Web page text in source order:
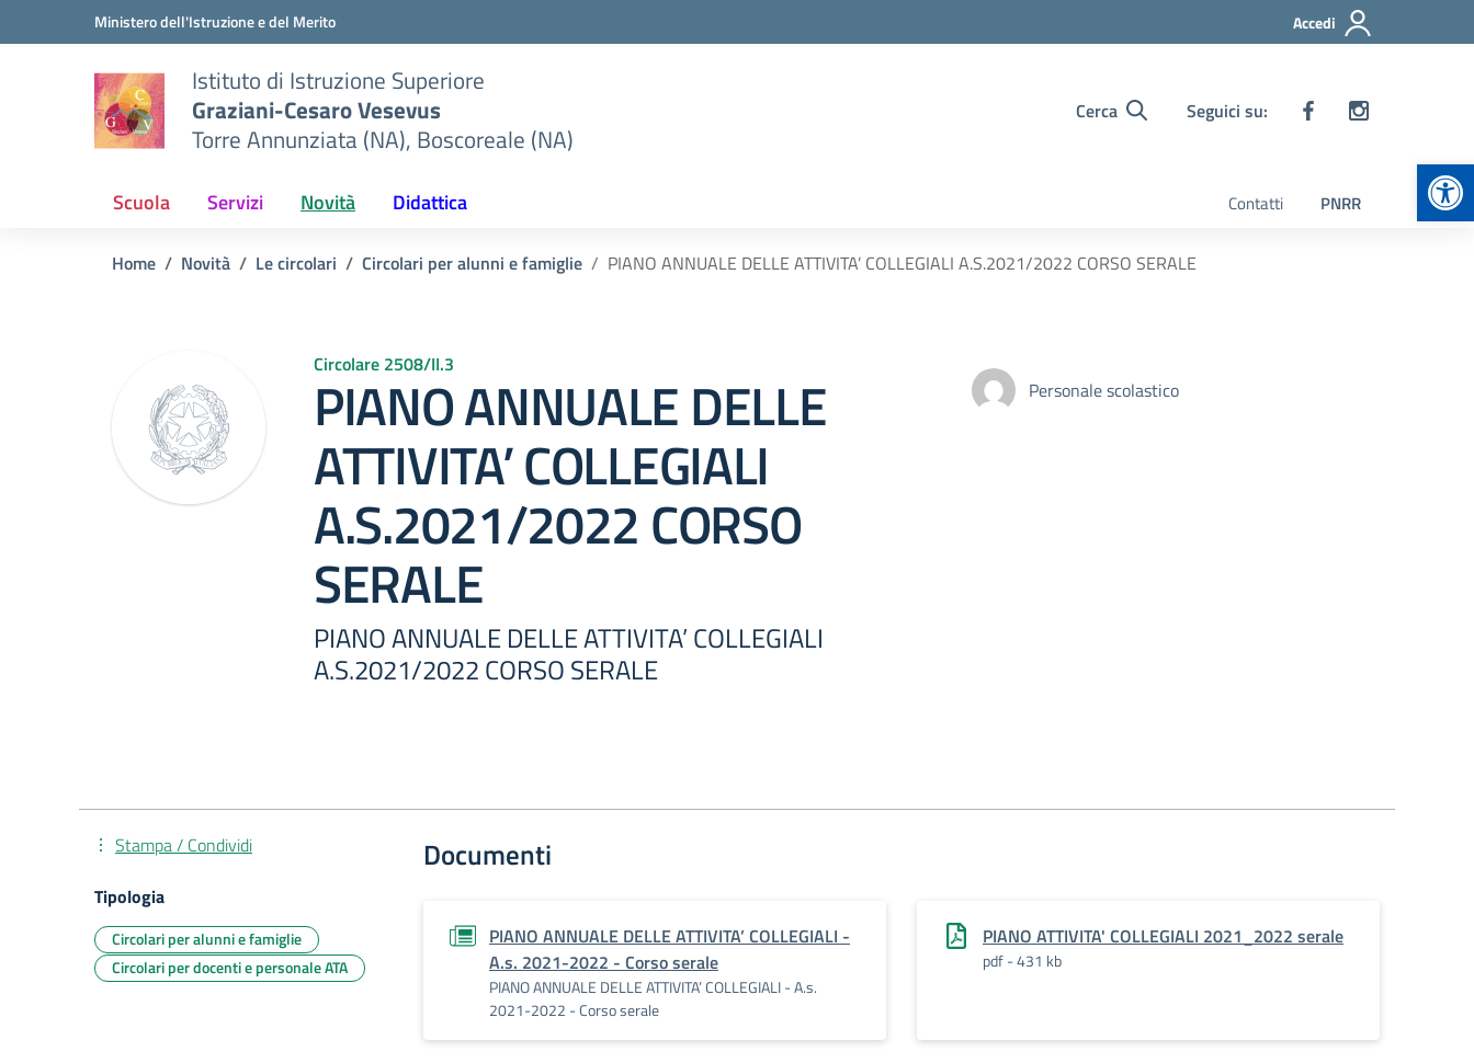
Vai ai contenuti
Vai al menu di navigazioneMinistero dell'Istruzione e del Merito Accedi
Istituto di Istruzione Superiore
Graziani-Cesaro Vesevus
Torre Annunziata (NA), Boscoreale (NA)
Cerca Seguici su:
Scuola Servizi Novità Didattica Contatti PNRR
Home Novità Le circolari Circolari per alunni e famiglie PIANO ANNUALE DELLE ATTIVITA’ COLLEGIALI A.S.2021/2022 CORSO SERALE
Circolare 2508/II.3
PIANO ANNUALE DELLE
ATTIVITA’ COLLEGIALI
A.S.2021/2022 CORSO
SERALE
PIANO ANNUALE DELLE ATTIVITA’ COLLEGIALI
A.S.2021/2022 CORSO SERALE
Personale scolastico
Documenti
PIANO ANNUALE DELLE ATTIVITA’ COLLEGIALI -
A.s. 2021-2022 - Corso serale
PIANO ANNUALE DELLE ATTIVITA’ COLLEGIALI - A.s.
2021-2022 - Corso serale
PIANO ATTIVITA' COLLEGIALI 2021_2022 serale
pdf - 431 kb
Stampa / Condividi
Tipologia
Circolari per alunni e famiglie
Circolari per docenti e personale ATA